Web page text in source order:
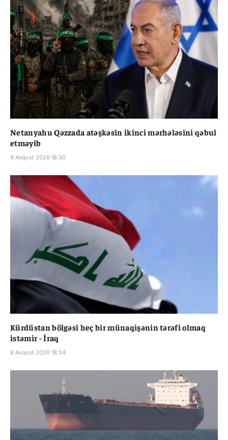
Netanyahu Qəzzada atəşkəsin ikinci mərhələsini qəbul
etməyib
9 Avqust 2026 18:30
Kürdüstan bölgəsi heç bir münaqişənin tərəfi olmaq
istəmir - İraq
8 Avqust 2026 18:34